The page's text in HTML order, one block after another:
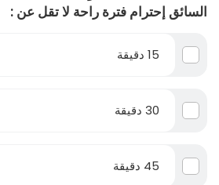
السائق إحترام فترة راحة لا تقل عن :
15 دقيقة
30 دقيقة
45 دقيقة